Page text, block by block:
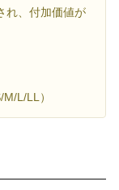
れ、付加価値が
L/LL）